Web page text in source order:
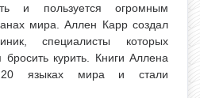
и пользуется огромным
мира. Аллен Карр создал
специалисты которых
курить. Книги Аллена
языках мира и стали